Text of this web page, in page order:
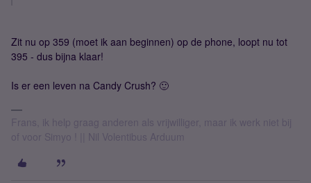
Zit nu op 359 (moet ik aan beginnen) op de phone, loopt nu tot
395 - dus bijna klaar!
Is er een leven na Candy Crush? 🙂
Frans, ik help graag anderen als vrijwilliger, maar ik werk niet bij
of voor Simyo ! || Nil Volentibus Arduum